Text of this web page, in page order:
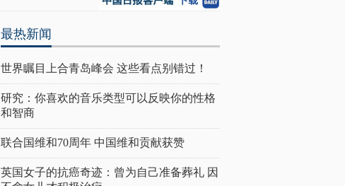
最热新闻
世界瞩目上合青岛峰会 这些看点别错过！
研究：你喜欢的音乐类型可以反映你的性格
和智商
联合国维和70周年 中国维和贡献获赞
英国女子的抗癌奇迹：曾为自己准备葬礼 因